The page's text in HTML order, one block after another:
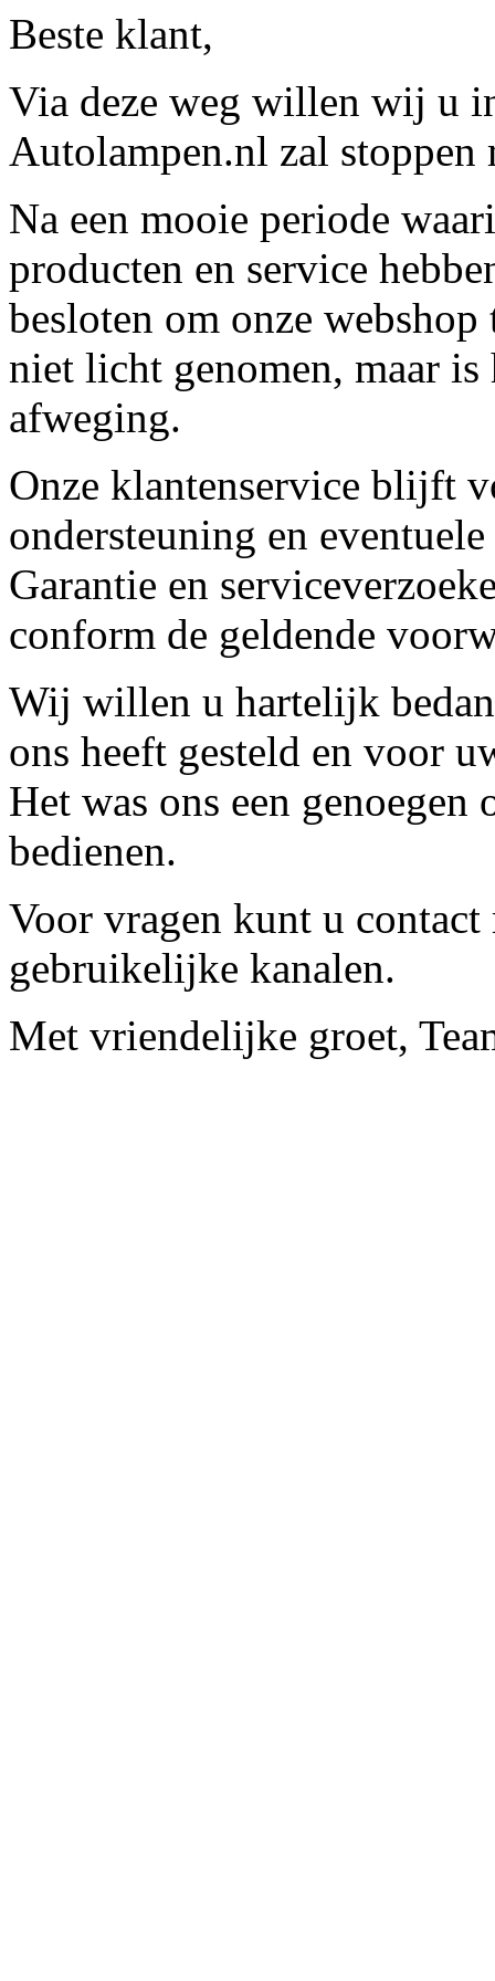
Beste klant,
Via deze weg willen wij u
Autolampen.nl zal stoppen
Na een mooie periode
producten en service
besloten om onze
niet licht genomen, maar
afweging.
Onze klantenservice blijft
ondersteuning en
Garantie en
conform de geldende
Wij willen u hartelijk
ons heeft gesteld en voor
Het was ons een
bedienen.
Voor vragen kunt u contact
gebruikelijke kanalen.
Met vriendelijke groet,